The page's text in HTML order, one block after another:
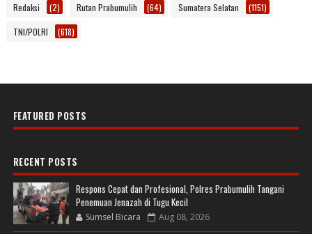
Redaksi (2) Rutan Prabumulih (64) Sumatera Selatan (1151)
TNI/POLRI (618)
FEATURED POSTS
RECENT POSTS
Respons Cepat dan Profesional, Polres Prabumulih Tangani
Penemuan Jenazah di Tugu Kecil
Sumsel Bicara Aug 08, 2026